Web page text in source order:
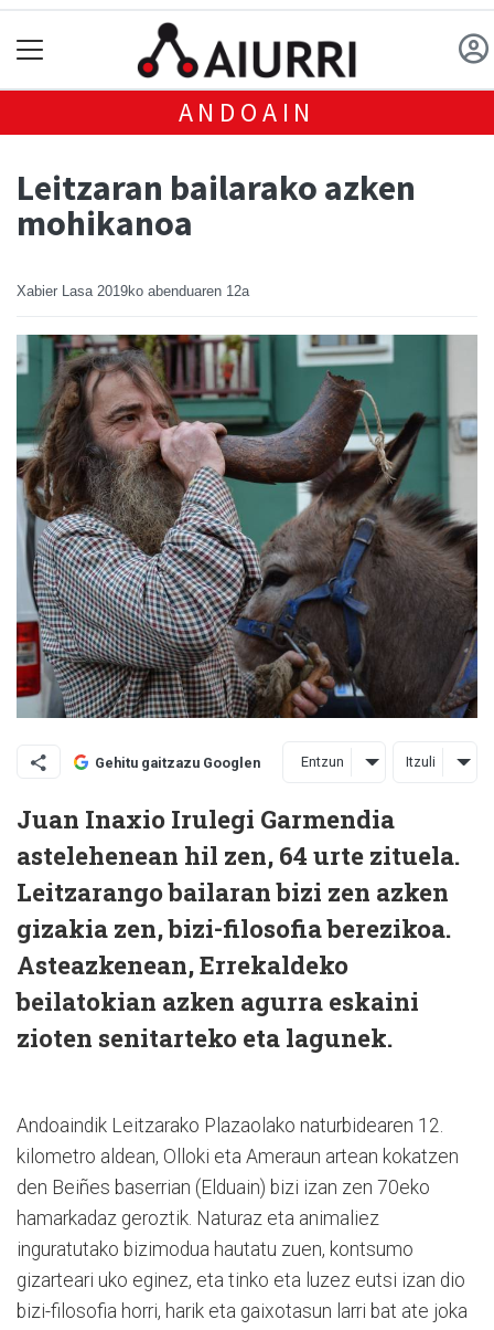
ANDOAIN
Leitzaran bailarako azken
mohikanoa
Xabier Lasa 2019ko abenduaren 12a
Gehitu gaitzazu Googlen Entzun Itzuli
Juan Inaxio Irulegi Garmendia
astelehenean hil zen, 64 urte zituela.
Leitzarango bailaran bizi zen azken
gizakia zen, bizi-filosofia berezikoa.
Asteazkenean, Errekaldeko
beilatokian azken agurra eskaini
zioten senitarteko eta lagunek.
Andoaindik Leitzarako Plazaolako naturbidearen 12.
kilometro aldean, Olloki eta Ameraun artean kokatzen
den Beiñes baserrian (Elduain) bizi izan zen 70eko
hamarkadaz geroztik. Naturaz eta animaliez
inguratutako bizimodua hautatu zuen, kontsumo
gizarteari uko eginez, eta tinko eta luzez eutsi izan dio
bizi-filosofia horri, harik eta gaixotasun larri bat ate joka